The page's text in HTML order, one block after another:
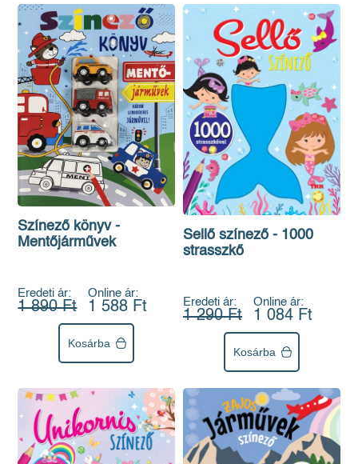
Színező könyv -
Mentőjárművek
Eredeti ár:
1 890 Ft
Online ár:
1 588 Ft
Kosárba
Sellő színező - 1000
strasszkő
Eredeti ár:
1 290 Ft
Online ár:
1 084 Ft
Kosárba